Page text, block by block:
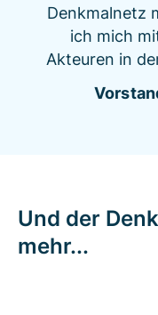
Denkmalnetz
ich mich
Akteuren in
Und der
mehr...